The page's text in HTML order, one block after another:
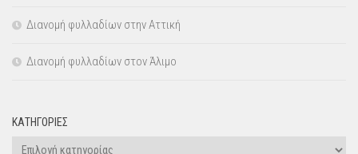
Διανομή φυλλαδίων στην Αττική
Διανομή φυλλαδίων στον Άλιμο
KΑΤΗΓΟΡΊΕΣ
Kατηγορίες